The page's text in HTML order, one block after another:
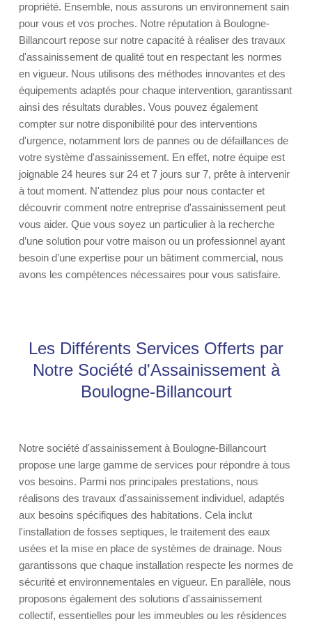
propriété. Ensemble, nous assurons un environnement sain
pour vous et vos proches. Notre réputation à Boulogne-
Billancourt repose sur notre capacité à réaliser des travaux
d'assainissement de qualité tout en respectant les normes
en vigueur. Nous utilisons des méthodes innovantes et des
équipements adaptés pour chaque intervention, garantissant
ainsi des résultats durables. Vous pouvez également
compter sur notre disponibilité pour des interventions
d'urgence, notamment lors de pannes ou de défaillances de
votre système d'assainissement. En effet, notre équipe est
joignable 24 heures sur 24 et 7 jours sur 7, prête à intervenir
à tout moment. N'attendez plus pour nous contacter et
découvrir comment notre entreprise d'assainissement peut
vous aider. Que vous soyez un particulier à la recherche
d’une solution pour votre maison ou un professionnel ayant
besoin d’une expertise pour un bâtiment commercial, nous
avons les compétences nécessaires pour vous satisfaire.
Les Différents Services Offerts par
Notre Société d'Assainissement à
Boulogne-Billancourt
Notre société d'assainissement à Boulogne-Billancourt
propose une large gamme de services pour répondre à tous
vos besoins. Parmi nos principales prestations, nous
réalisons des travaux d'assainissement individuel, adaptés
aux besoins spécifiques des habitations. Cela inclut
l'installation de fosses septiques, le traitement des eaux
usées et la mise en place de systèmes de drainage. Nous
garantissons que chaque installation respecte les normes de
sécurité et environnementales en vigueur. En parallèle, nous
proposons également des solutions d'assainissement
collectif, essentielles pour les immeubles ou les résidences